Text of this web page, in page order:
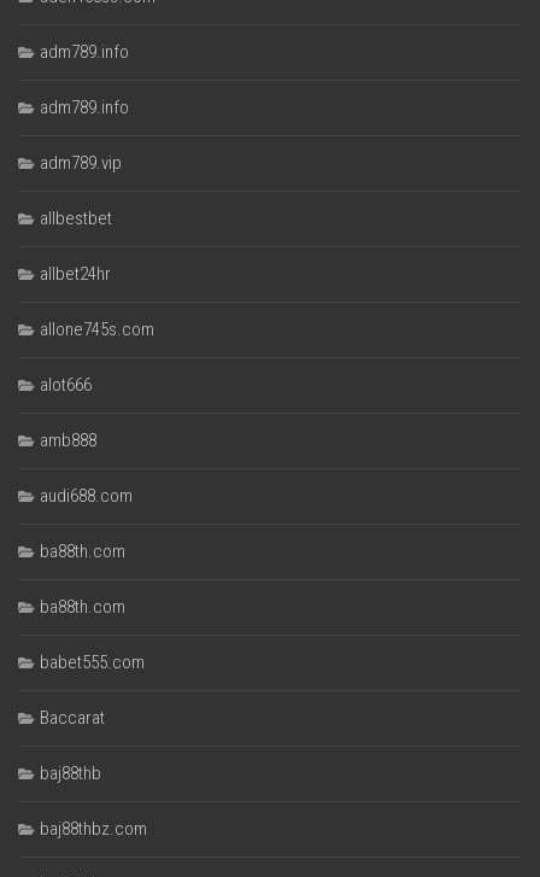
adm789.info
adm789.info
adm789.vip
allbestbet
allbet24hr
allone745s.com
alot666
amb888
audi688.com
ba88th.com
ba88th.com
babet555.com
Baccarat
baj88thb
baj88thbz.com